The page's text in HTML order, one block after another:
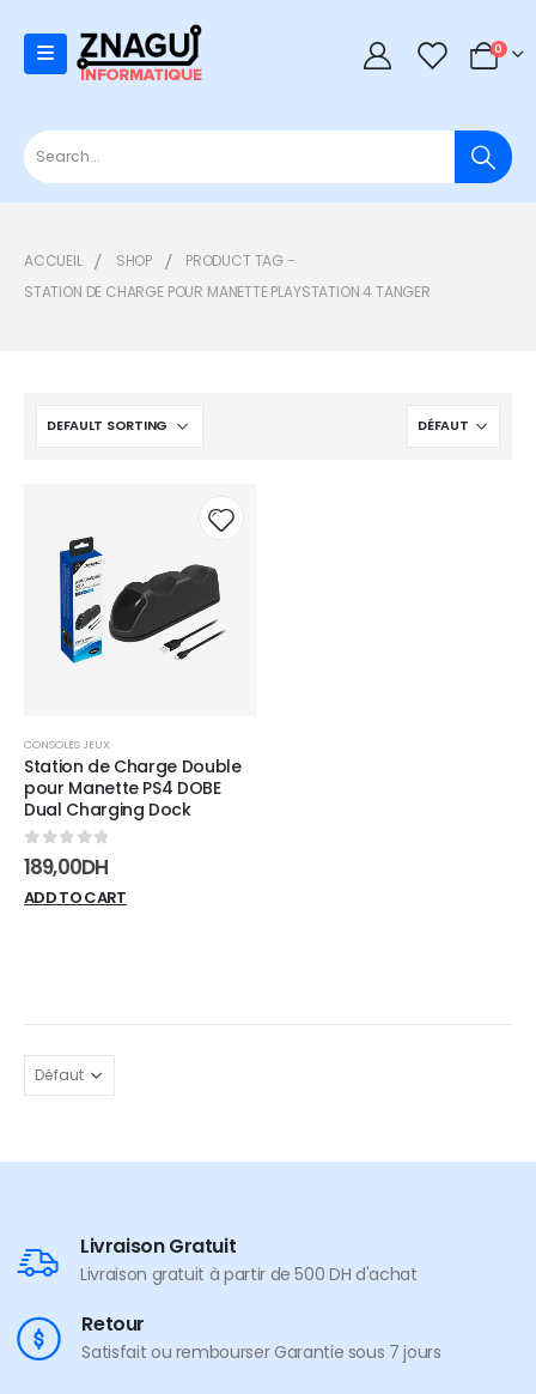
0 0
ACCUEIL SHOP
PRODUCT TAG -
STATION DE CHARGE POUR MANETTE PLAYSTATION 4 TANGER
Add to
wishlist
CONSOLES JEUX
Station de Charge Double
pour Manette PS4 DOBE
Dual Charging Dock
0sur 5
189,00DH
ADD TO CART
Livraison Gratuit
Livraison gratuit à partir de 500 DH d'achat
Retour
Satisfait ou rembourser Garantie sous 7 jours